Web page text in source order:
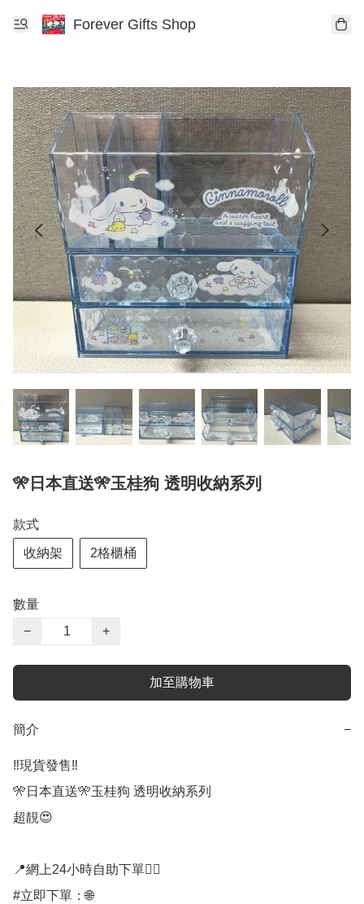
Forever Gifts Shop
🎌日本直送🎌玉桂狗 透明收納系列
款式
收納架 2格櫃桶
數量
−
+
加至購物車
簡介 −
‼️現貨發售‼️
🎌日本直送🎌玉桂狗 透明收納系列
超靚😍
📍網上24小時自助下單👍🏻
#立即下單：🌐